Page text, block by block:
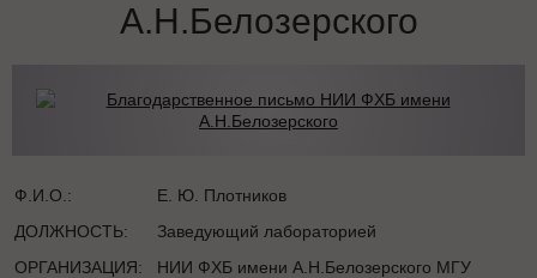
А.Н.Белозерского
Ф.И.О.:
Е. Ю. Плотников
ДОЛЖНОСТЬ:
Заведующий лабораторией
ОРГАНИЗАЦИЯ:
НИИ ФХБ имени А.Н.Белозерского МГУ